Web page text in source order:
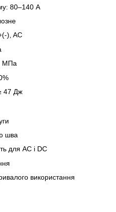
80–140 А
), AC
МПа
47 Дж
шва
для AC і DC
використання